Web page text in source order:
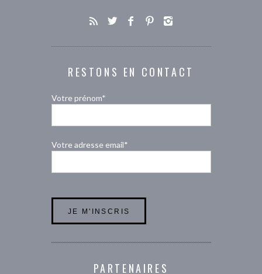
RESTONS EN CONTACT
Votre prénom*
Votre adresse email*
PARTENAIRES